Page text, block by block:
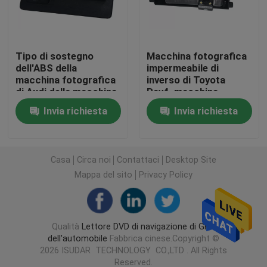
lettore DVD dell'automobile di androide
Lettore DVD dell'automobile per il VW
auto 2 din dvd player
Navigazione di GPS di DVD per BMW
Navigazione di GPS di DVD per Toyota
Tipo di sostegno
dell'ABS della
macchina fotografica
di Audi della macchina
fotografica di inverso
dell'automobile della
maniglia del tronco di
Invia richiesta
Macchina fotografica
impermeabile di
inverso di Toyota
Rav4, macchina
fotografica di
sostegno
automobilistica 170
Invia richiesta
Casa Circa noi Contattaci
Desktop Site
Mappa del sito
Privacy Policy
Qualità
Lettore DVD di navigazione di GPS
dell'automobile Fabbrica cinese.Copyright ©
2026 ISUDAR TECHNOLOGY CO.,LTD . All Rights
Reserved.